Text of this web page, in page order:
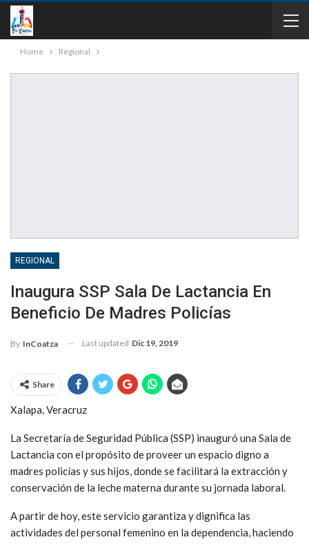
Home Regional
REGIONAL
Inaugura SSP Sala De Lactancia En
Beneficio De Madres Policías
By InCoatza Last updated Dic 19, 2019
Share
Xalapa, Veracruz
La Secretaría de Seguridad Pública (SSP) inauguró una Sala de
Lactancia con el propósito de proveer un espacio digno a
madres policías y sus hijos, donde se facilitará la extracción y
conservación de la leche materna durante su jornada laboral.
A partir de hoy, este servicio garantiza y dignifica las
actividades del personal femenino en la dependencia, haciendo